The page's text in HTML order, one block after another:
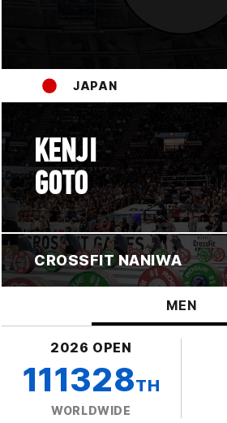
JAPAN
KENJI
GOTO
CROSSFIT NANIWA
MEN
2026 OPEN
111328TH
WORLDWIDE